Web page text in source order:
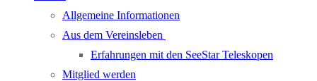
Allgemeine Informationen
Aus dem Vereinsleben
Erfahrungen mit den SeeStar Teleskopen
Mitglied werden